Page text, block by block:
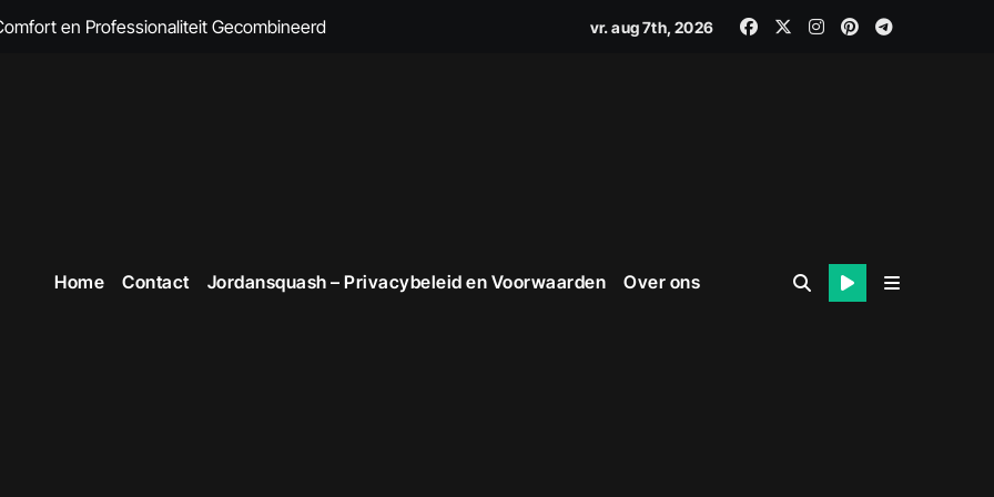
en Professionaliteit Gecombineerd
Overall Kopen voor Elke Gelegenheid
voor Dames
Veiligheid in Stijl
voor Stijlvolle en Functionele Outfits op de Werkvloer
Uitstraling op het Werk
Werkkleding in België
Werkkleding: Comfortabel en Duurzaam
vr. aug 7th, 2026
Home Contact Jordansquash – Privacybeleid en Voorwaarden Over ons